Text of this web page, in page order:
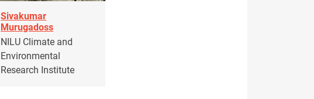
Sivakumar
Murugadoss
NILU Climate and
Environmental
Research Institute